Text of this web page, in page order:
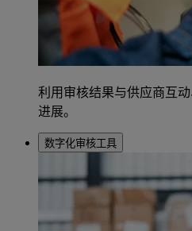
利用审核结果与供应商互
进展。
数字化审核工具